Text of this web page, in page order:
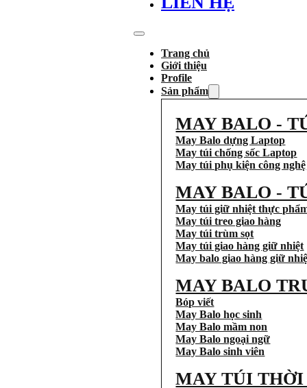
Trang chủ
Giới thiệu
Profile
Sản phẩm
MAY BALO -
May Balo dựng Laptop
May túi chống sốc Laptop
May túi phụ kiện công nghệ
MAY BALO -
May túi giữ nhiệt thực
May túi treo giao hàng
May túi trùm sọt
May túi giao hàng giữ nhiệt
May balo giao hàng giữ
MAY BALO
Bóp viết
May Balo học sinh
May Balo mầm non
May Balo ngoại ngữ
May Balo sinh viên
MAY TÚI